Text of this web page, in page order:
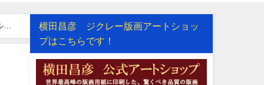
横田昌彦 ジクレー版画アートショッ
プはこちらです！